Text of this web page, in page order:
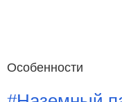
Особенности